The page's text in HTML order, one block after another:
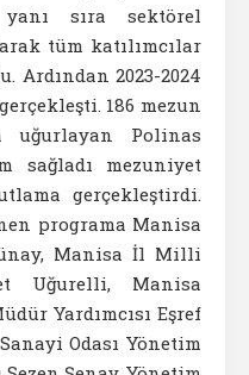
sıra sektörel
tüm katılımcılar
Ardından 2023-2024
186 mezun
uğurlayan Polinas
sağladı mezuniyet
gerçekleştirdi.
programa Manisa
Manisa İl Milli
Uğurelli, Manisa
Yardımcısı Eşref
Odası Yönetim